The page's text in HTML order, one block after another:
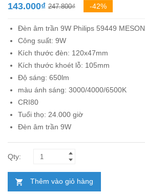
247.800₫Giá
là:
143.000₫
Giá
tại
143.000₫.
-42%
Đèn âm trần 9W Philips 59449 MESON
Công suất: 9W
Kích thước đèn: 120x47mm
Kích thước khoét lỗ: 105mm
Độ sáng: 650lm
màu ánh sáng: 3000/4000/6500K
CRI80
Tuổi thọ: 24.000 giờ
Đèn âm trần 9W
Thêm vào giỏ hàng